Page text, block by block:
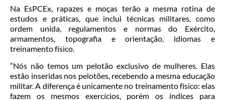
Na EsPCEx, rapazes e moças terão a mesma rotina de
estudos e práticas, que inclui técnicas militares, como
ordem unida, regulamentos e normas do Exército,
armamentos, topografia e orientação, idiomas e
treinamento físico.
“Nós não temos um pelotão exclusivo de mulheres. Elas
estão inseridas nos pelotões, recebendo a mesma educação
militar. A diferença é unicamente no treinamento físico: elas
fazem os mesmos exercícios, porém os índices para